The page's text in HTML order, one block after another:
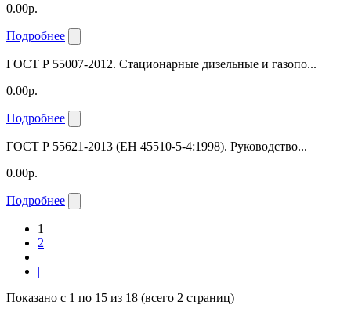
0.00р.
Подробнее
ГОСТ Р 55007-2012. Стационарные дизельные и газопо...
0.00р.
Подробнее
ГОСТ Р 55621-2013 (ЕН 45510-5-4:1998). Руководство...
0.00р.
Подробнее
1
2
|
Показано с 1 по 15 из 18 (всего 2 страниц)